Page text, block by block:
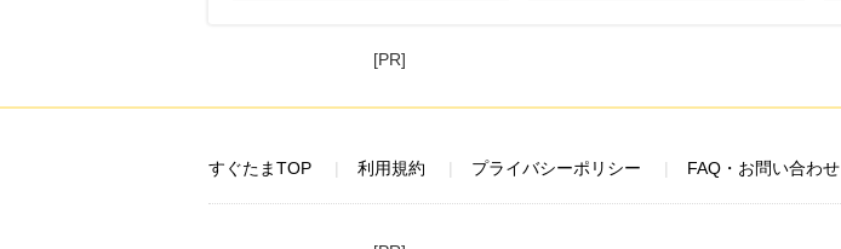
[PR]
すぐたまTOP 利用規約 プライバシーポリシー FAQ・お問い合わせ